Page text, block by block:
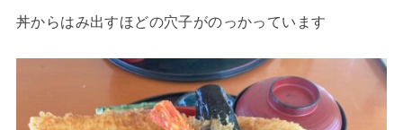
丼からはみ出すほどの穴子がのっかっています